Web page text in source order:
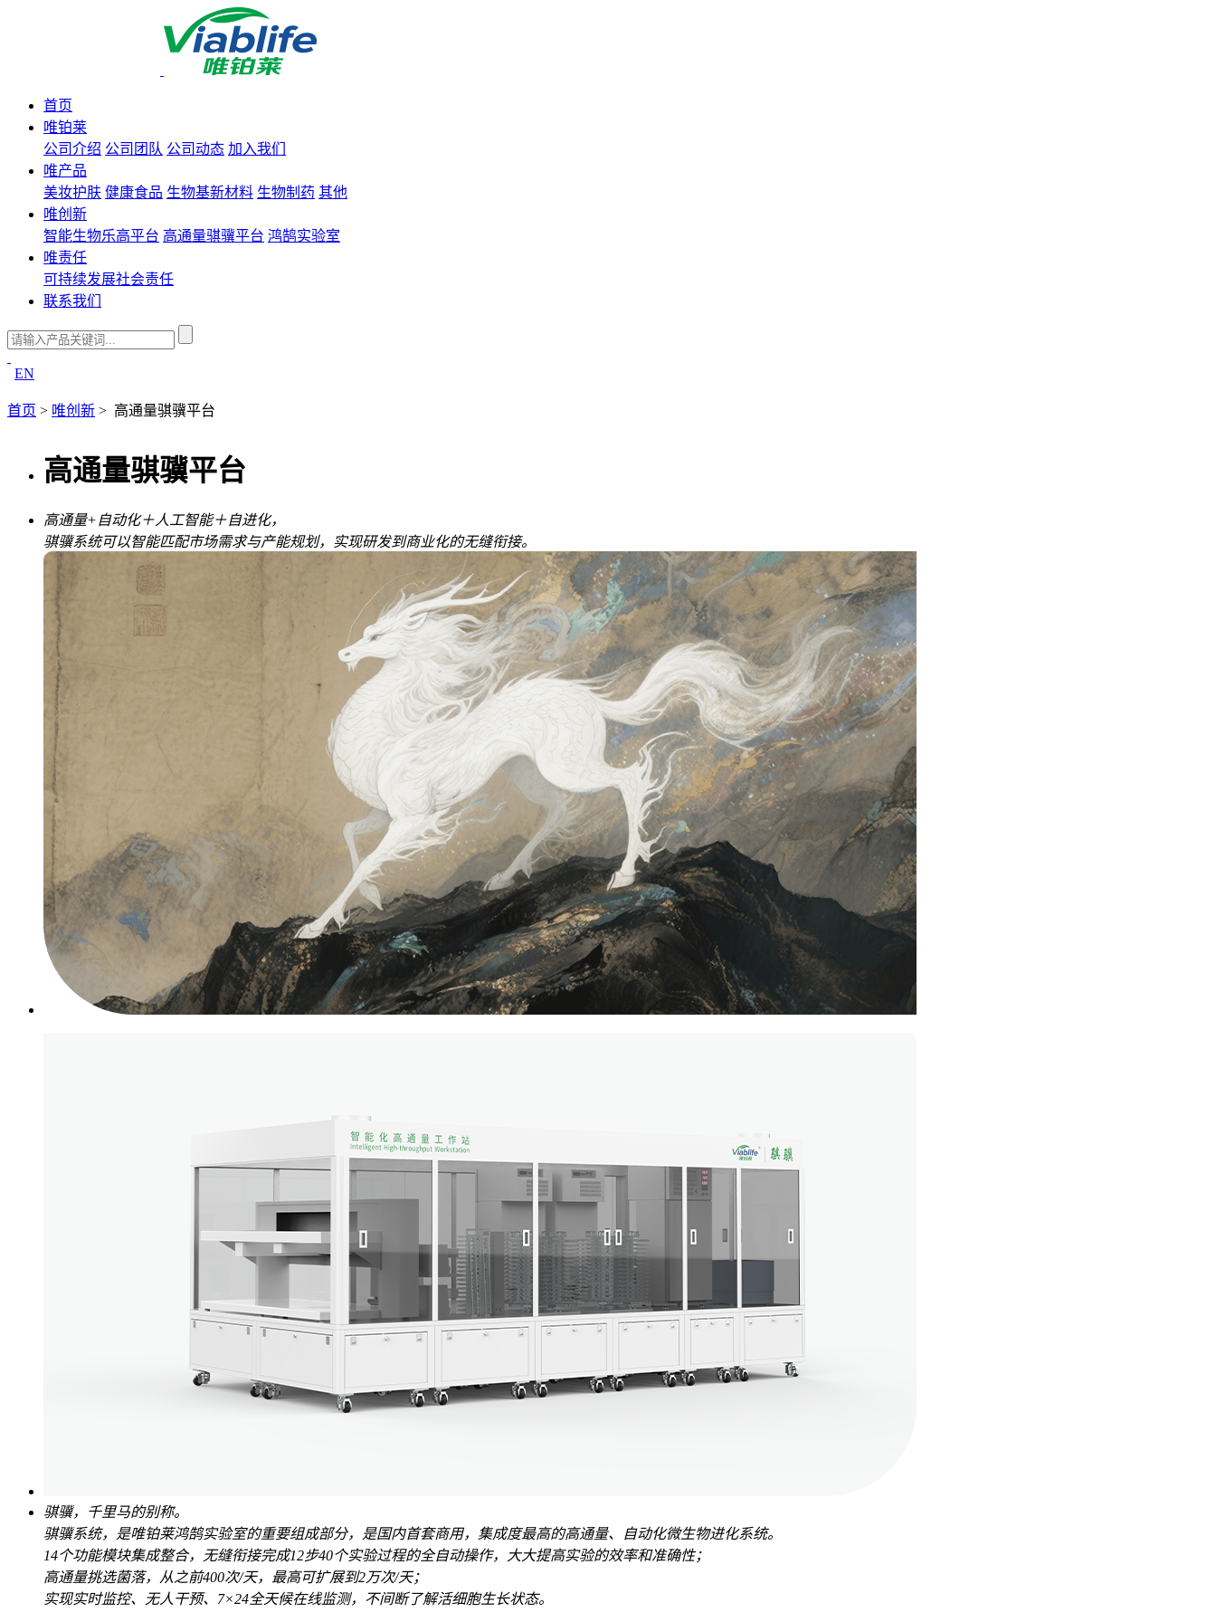
首页
唯铂莱
公司介绍 公司团队 公司动态 加入我们
唯产品
美妆护肤 健康食品 生物基新材料 生物制药 其他
唯创新
智能生物乐高平台 高通量骐骥平台 鸿鹄实验室
唯责任
可持续发展社会责任
联系我们
EN
首页 > 唯创新 > 高通量骐骥平台
高通量骐骥平台
高通量+自动化＋人工智能＋自进化，
骐骥系统可以智能匹配市场需求与产能规划，实现研发到商业化的无缝衔接。
骐骥，千里马的别称。
骐骥系统，是唯铂莱鸿鹄实验室的重要组成部分，是国内首套商用，集成度最高的高通量、自动化微生物进化系统。
14个功能模块集成整合，无缝衔接完成12步40个实验过程的全自动操作，大大提高实验的效率和准确性；
高通量挑选菌落，从之前400次/天，最高可扩展到2万次/天；
实现实时监控、无人干预、7×24全天候在线监测，不间断了解活细胞生长状态。